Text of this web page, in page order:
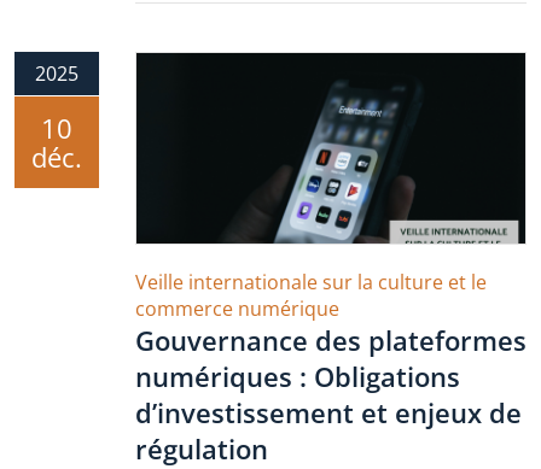
2025
10
déc.
Veille internationale sur la culture et le
commerce numérique
Gouvernance des plateformes
numériques : Obligations
d’investissement et enjeux de
régulation